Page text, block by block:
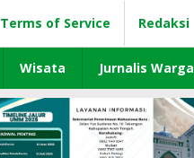
Terms of Service Redaksi
Wisata Jurnalis Warga